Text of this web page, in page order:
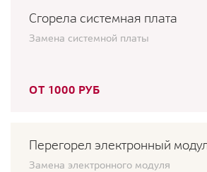
Сгорела системная плата
Замена системной платы
ОТ 1000 РУБ
Перегорел электронный
Замена электронного модуля